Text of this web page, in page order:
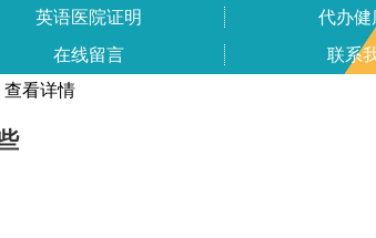
英语医院证明
代办健
在线留言
联系
查看详情